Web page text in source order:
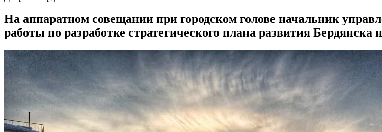
На аппаратном совещании при городском голове начальник
работы по разработке стратегического плана развития Бердянска